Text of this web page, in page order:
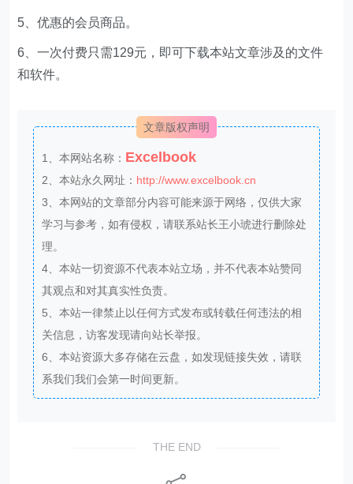
5、优惠的会员商品。
6、一次付费只需129元，即可下载本站文章涉及的文件
和软件。
文章版权声明
1、本网站名称： Excelbook
2、本站永久网址： http://www.excelbook.cn
3、本网站的文章部分内容可能来源于网络，仅供大家
学习与参考，如有侵权，请联系站长王小琥进行删除处
理。
4、本站一切资源不代表本站立场，并不代表本站赞同
其观点和对其真实性负责。
5、本站一律禁止以任何方式发布或转载任何违法的相
关信息，访客发现请向站长举报。
6、本站资源大多存储在云盘，如发现链接失效，请联
系我们我们会第一时间更新。
THE END